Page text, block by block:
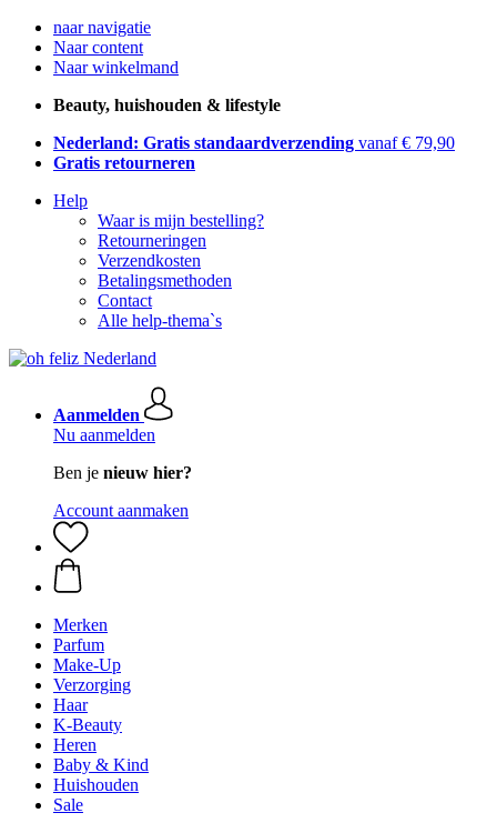
naar navigatie
Naar content
Naar winkelmand
Beauty, huishouden & lifestyle
Nederland: Gratis standaardverzending vanaf € 79,90
Gratis retourneren
Help
Waar is mijn bestelling?
Retourneringen
Verzendkosten
Betalingsmethoden
Contact
Alle help-thema`s
Aanmelden
Nu aanmelden
Ben je nieuw hier?
Account aanmaken
Merken
Parfum
Make-Up
Verzorging
Haar
K-Beauty
Heren
Baby & Kind
Huishouden
Sale